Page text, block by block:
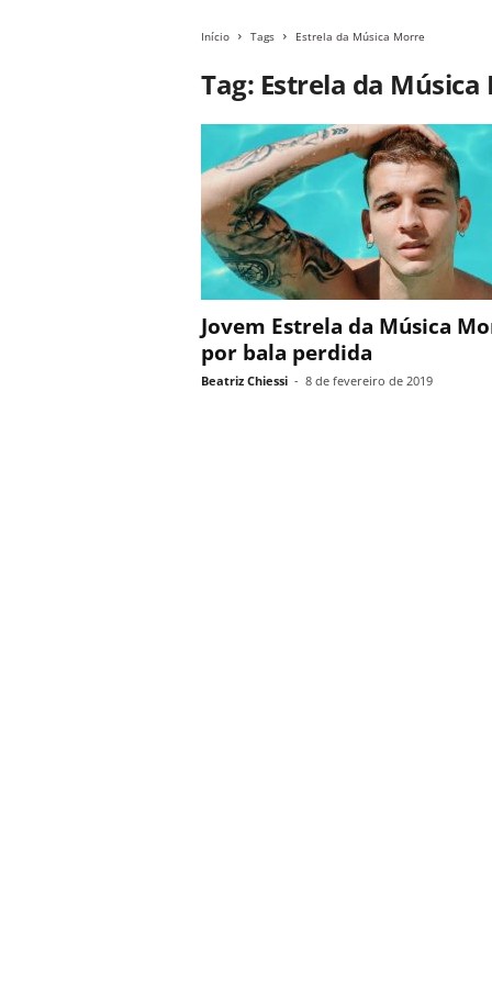
Início Tags Estrela da Música Morre
Tag: Estrela da
Jovem Estrela da Música
por bala perdida
Beatriz Chiessi - 8 de fevereiro de 2019